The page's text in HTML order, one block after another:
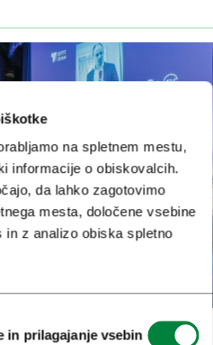
na spletnem mestu,
informacije o obiskovalcih.
da lahko zagotovimo
mesta, določene vsebine
in z analizo obiska spletno
in prilagajanje vsebin
NA